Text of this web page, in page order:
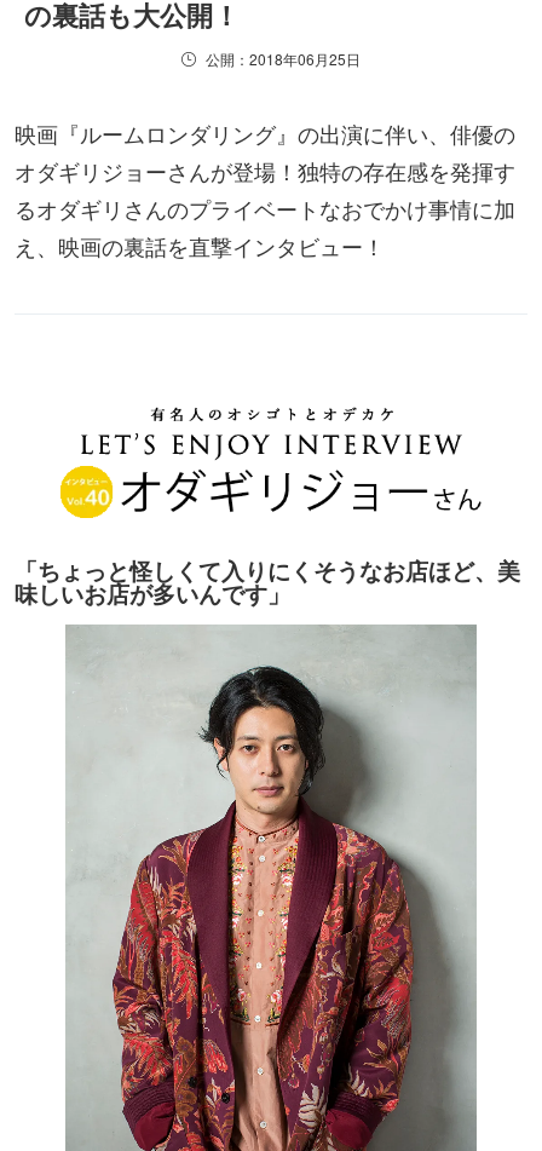
の裏話も大公開！
公開：2018年06月25日
映画『ルームロンダリング』の出演に伴い、俳優の
オダギリジョーさんが登場！独特の存在感を発揮す
るオダギリさんのプライベートなおでかけ事情に加
え、映画の裏話を直撃インタビュー！
「ちょっと怪しくて入りにくそうなお店ほど、美
味しいお店が多いんです」